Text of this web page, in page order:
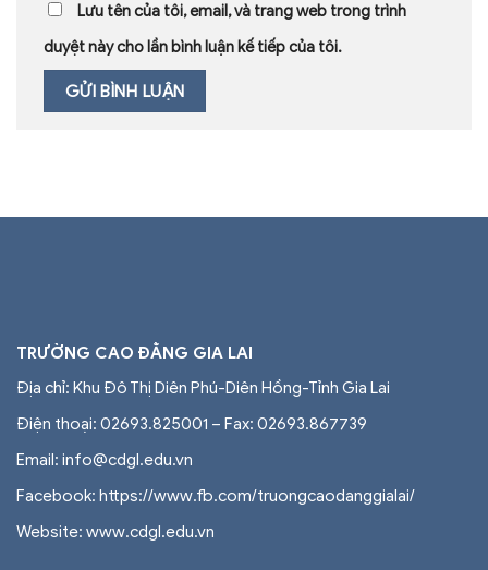
Lưu tên của tôi, email, và trang web trong trình
duyệt này cho lần bình luận kế tiếp của tôi.
TRƯỜNG CAO ĐẲNG GIA LAI
Địa chỉ: Khu Đô Thị Diên Phú-Diên Hồng-Tỉnh Gia Lai
Điện thoại: 02693.825001 – Fax: 02693.867739
Email: info@cdgl.edu.vn
Facebook: https://www.fb.com/truongcaodanggialai/
Website: www.cdgl.edu.vn